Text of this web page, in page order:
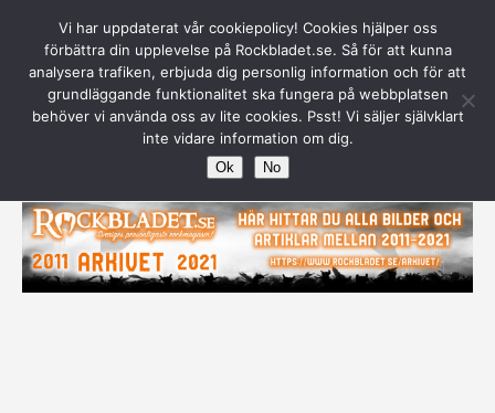
Warning: Attempt to read property "post_parent" on null in
D:\WWWRoot\www\Rockbladet.se\wp-
content\plugins\contexture-page-security\core\queries.php
on line1050
Vi har uppdaterat vår cookiepolicy! Cookies hjälper oss
förbättra din upplevelse på Rockbladet.se. Så för att kunna
analysera trafiken, erbjuda dig personlig information och för att
grundläggande funktionalitet ska fungera på webbplatsen
behöver vi använda oss av lite cookies. Psst! Vi säljer självklart
inte vidare information om dig.
Ok No